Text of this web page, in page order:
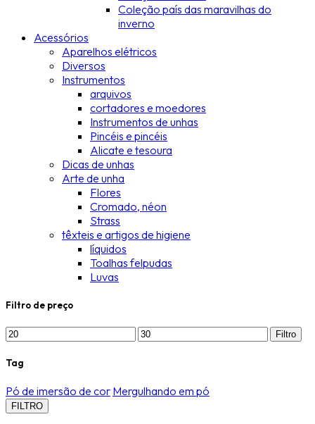
Coleção país das maravilhas do
inverno
Acessórios
Aparelhos elétricos
Diversos
Instrumentos
arquivos
cortadores e moedores
Instrumentos de unhas
Pincéis e pincéis
Alicate e tesoura
Dicas de unhas
Arte de unha
Flores
Cromado, néon
Strass
têxteis e artigos de higiene
líquidos
Toalhas felpudas
Luvas
Filtro de preço
Filtro
Tag
Pó de imersão de cor Mergulhando em pó
FILTRO